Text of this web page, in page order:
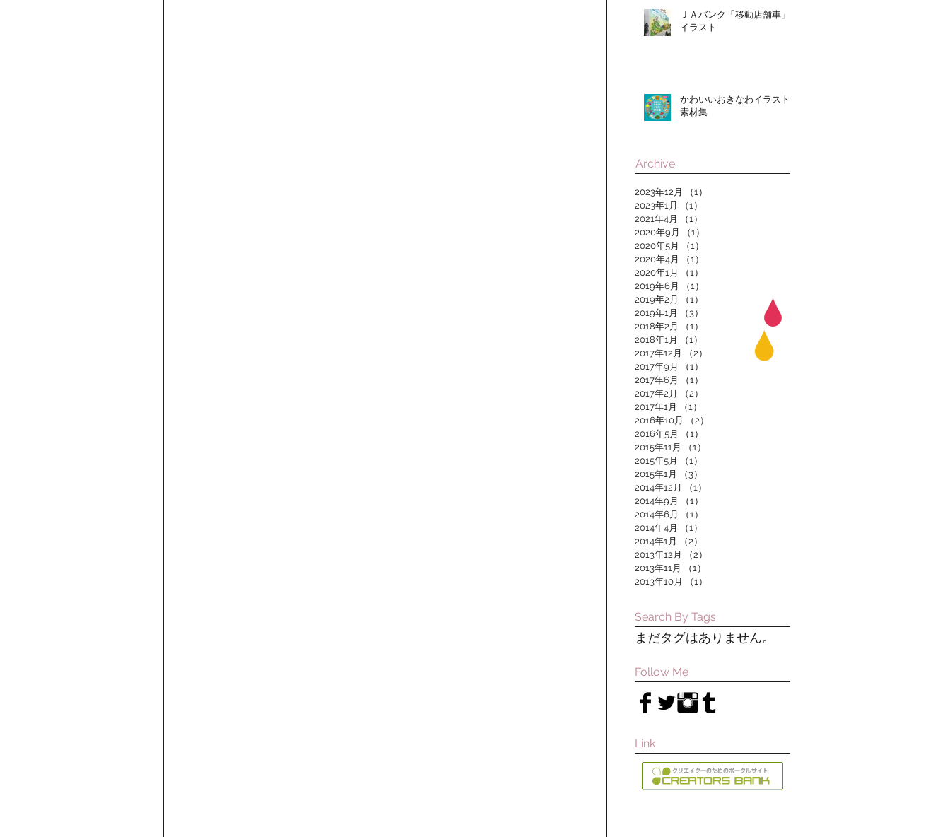
ＪＡバンク「移動店舗車」
イラスト
かわいいおきなわイラスト
素材集
Archive
2023年12月 （1）
2023年1月
（1）
2021年4月
（1）
2020年9月
（1）
2020年5月
（1）
2020年4月
（1）
2020年1月
（1）
2019年6月
（1）
2019年2月
（1）
2019年1月
（3）
2018年2月
（1）
2018年1月
（1）
2017年12月
（2）
2017年9月
（1）
2017年6月
（1）
2017年2月
（2）
2017年1月
（1）
2016年10月
（2）
2016年5月
（1）
2015年11月
（1）
2015年5月
（1）
2015年1月
（3）
2014年12月
（1）
2014年9月
（1）
2014年6月
（1）
2014年4月
（1）
2014年1月
（2）
2013年12月
（2）
2013年11月
（1）
2013年10月
（1）
Search By Tags
まだタグはありません。
Follow Me
Link